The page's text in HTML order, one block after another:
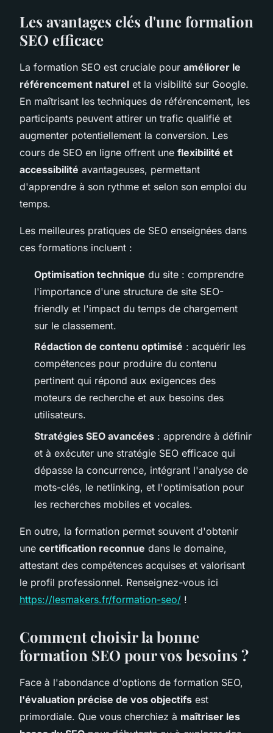
Les avantages clés d'une formation
SEO efficace
La formation SEO est cruciale pour améliorer le
référencement naturel et la visibilité sur Google.
En maîtrisant les techniques de référencement, les
participants peuvent attirer un trafic qualifié et
augmenter potentiellement la conversion. Les
cours de SEO en ligne offrent une flexibilité et
accessibilité avantageuses, permettant
d'apprendre à son rythme et selon son emploi du
temps.
Les meilleures pratiques de SEO enseignées dans
ces formations incluent :
Optimisation technique du site : comprendre
l'importance d'une structure de site SEO-
friendly et l'impact du temps de chargement
sur le classement.
Rédaction de contenu optimisé : acquérir les
compétences pour produire du contenu
pertinent qui répond aux exigences des
moteurs de recherche et aux besoins des
utilisateurs.
Stratégies SEO avancées : apprendre à définir
et à exécuter une stratégie SEO efficace qui
dépasse la concurrence, intégrant l'analyse de
mots-clés, le netlinking, et l'optimisation pour
les recherches mobiles et vocales.
En outre, la formation permet souvent d'obtenir
une certification reconnue dans le domaine,
attestant des compétences acquises et valorisant
le profil professionnel. Renseignez-vous ici
https://lesmakers.fr/formation-seo/ !
Comment choisir la bonne
formation SEO pour vos besoins ?
Face à l'abondance d'options de formation SEO,
l'évaluation précise de vos objectifs est
primordiale. Que vous cherchiez à maîtriser les